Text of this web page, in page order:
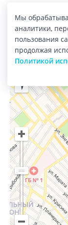
Город:
Мы
аналитики,
пользования
продолжая
Политикой